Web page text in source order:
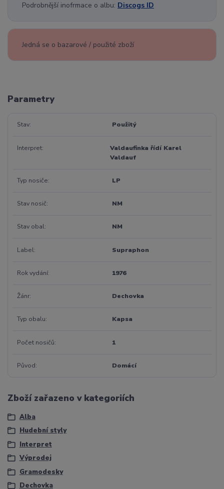
Podrobnější inofrmace o albu: Discogs ID
Jedná se o bazarové / použité zboží
Parametry
Stav Použitý
Interpret
Valdaufinka řídí Karel
Valdauf
Typ nosiče LP
Stav nosič NM
Stav obal NM
Label Supraphon
Rok vydání 1976
Žánr Dechovka
Typ obalu Kapsa
Počet nosičů 1
Původ Domácí
Zboží zařazeno v kategoriích
Alba
Hudební styly
Interpret
Výprodej
Gramodesky
Dechovka